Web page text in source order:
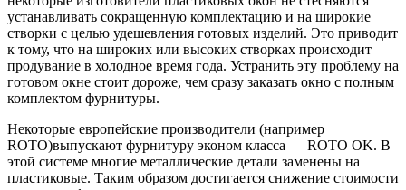
устанавливать сокращенную комплектацию и на широкие
створки с целью удешевления готовых изделий. Это приводит
к тому, что на широких или высоких створках происходит
продувание в холодное время года. Устранить эту проблему на
готовом окне стоит дороже, чем сразу заказать окно с полным
комплектом фурнитуры.
Некоторые европейские производители (например
ROTO)выпускают фурнитуру эконом класса — ROTO OK. В
этой системе многие металлические детали заменены на
пластиковые. Таким образом достигается снижение стоимости